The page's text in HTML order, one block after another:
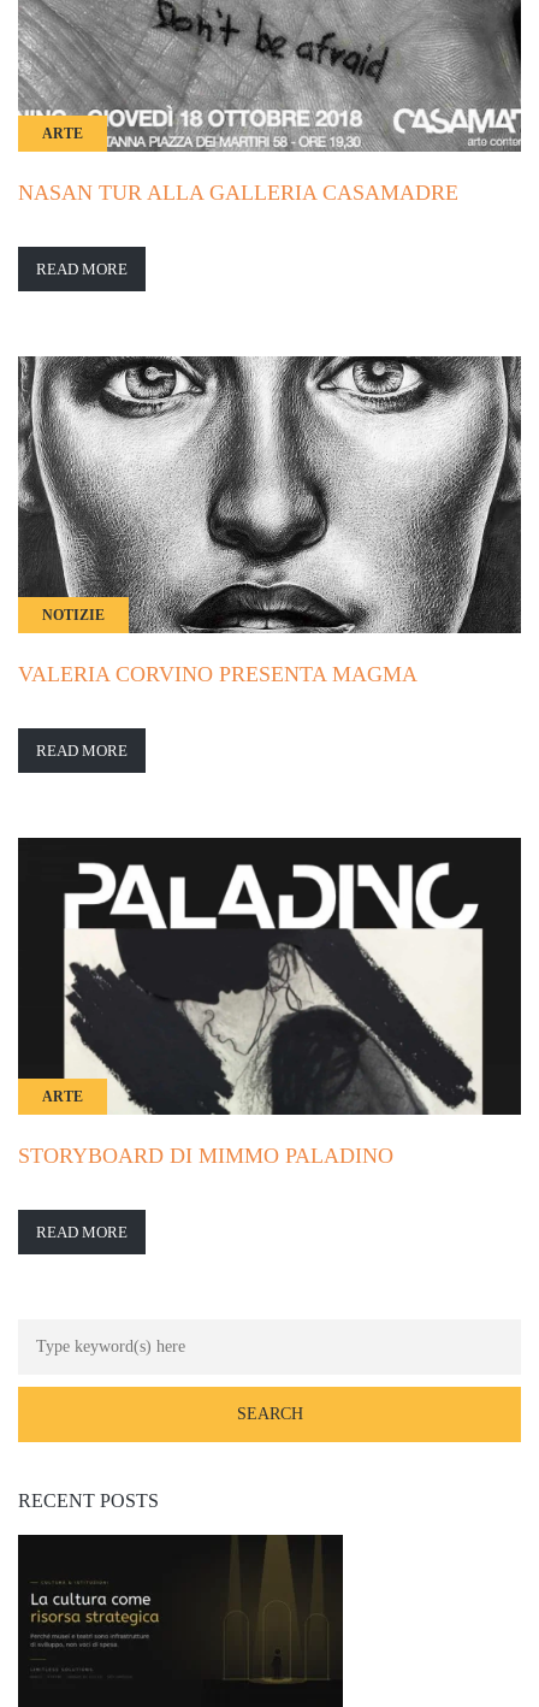
ARTE
NASAN TUR ALLA GALLERIA CASAMADRE
READ MORE
NOTIZIE
VALERIA CORVINO PRESENTA MAGMA
READ MORE
ARTE
STORYBOARD DI MIMMO PALADINO
READ MORE
RECENT POSTS